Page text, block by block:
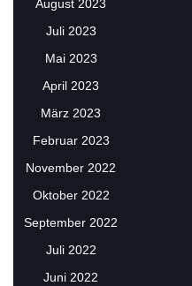
August 2023
Juli 2023
Mai 2023
April 2023
März 2023
Februar 2023
November 2022
Oktober 2022
September 2022
Juli 2022
Juni 2022